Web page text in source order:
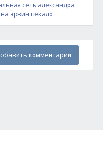
сеть александра
эрвин цекало
комментарий